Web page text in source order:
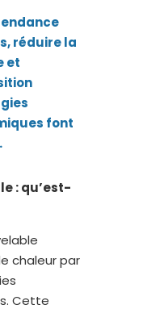
réduire la
et
font
: qu’est-
chaleur par
Cette